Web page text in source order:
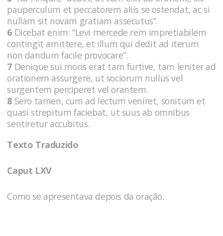
pauperculum et peccatorem aliis se ostendat, ac si
nullam sit novam gratiam assecutus”.
6 Dicebat enim: “Levi mercede rem impretiabilem
contingit amittere, et illum qui dedit ad iterum
non dandum facile provocare”.
7 Denique sui moris erat tam furtive, tam leniter ad
orationem assurgere, ut sociorum nullus vel
surgentem perciperet vel orantem.
8 Sero tamen, cum ad lectum veniret, sonitum et
quasi strepitum faciebat, ut suus ab omnibus
sentiretur accubitus.
Texto Traduzido
Caput LXV
Como se apresentava depois da oração.